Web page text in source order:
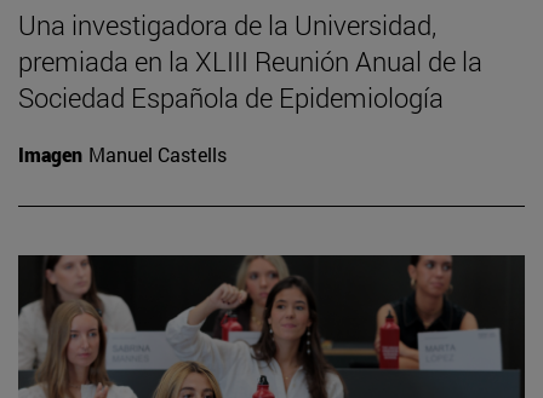
Una investigadora de la Universidad,
premiada en la XLIII Reunión Anual de la
Sociedad Española de Epidemiología
Imagen Manuel Castells